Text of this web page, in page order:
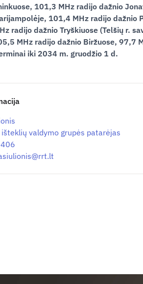
101,3 MHz radijo dažnio
101,4 MHz radijo dažnio
radijo dažnio Tryškiuose (Telšių r.
MHz radijo dažnio Biržuose, 97,7
iki 2034 m. gruodžio 1 d.
valdymo grupės patarėjas
rrt.lt